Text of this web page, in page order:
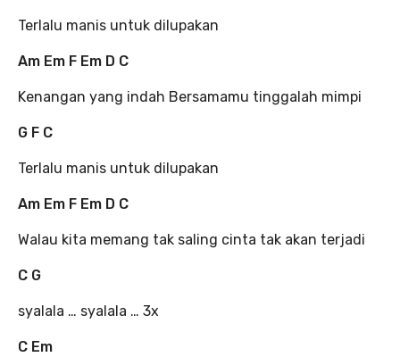
Terlalu manis untuk dilupakan
Am Em F Em D C
Kenangan yang indah Bersamamu tinggalah mimpi
G F C
Terlalu manis untuk dilupakan
Am Em F Em D C
Walau kita memang tak saling cinta tak akan terjadi
C G
syalala … syalala … 3x
C Em